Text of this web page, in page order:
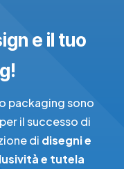
e il tuo
packaging sono
il successo di
di disegni e
e tutela